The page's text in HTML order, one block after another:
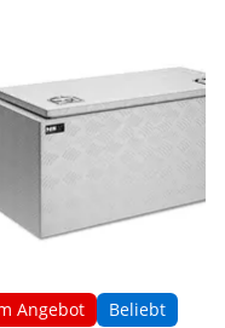
Angebot Beliebt